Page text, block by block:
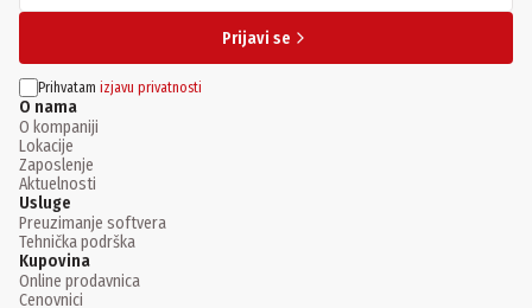
Prijavi se
Prihvatam izjavu privatnosti
O nama
O kompaniji
Lokacije
Zaposlenje
Aktuelnosti
Usluge
Preuzimanje softvera
Tehnička podrška
Kupovina
Online prodavnica
Cenovnici